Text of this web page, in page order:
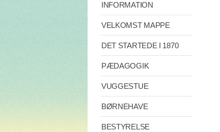
INFORMATION
VELKOMST MAPPE
DET STARTEDE I 1870
PÆDAGOGIK
VUGGESTUE
BØRNEHAVE
BESTYRELSE